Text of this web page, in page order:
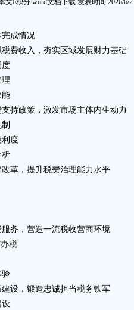
文6积分 word文档下载 发表时间:2026/6/2
成情况
税费收入，夯实区域发展财力基础
度
能
支持政策，激发市场主体内生动力
利度
析
改革，提升税费治理能力水平
服务，营造一流税收营商环境
税
验
建设，锻造忠诚担当税务铁军
设